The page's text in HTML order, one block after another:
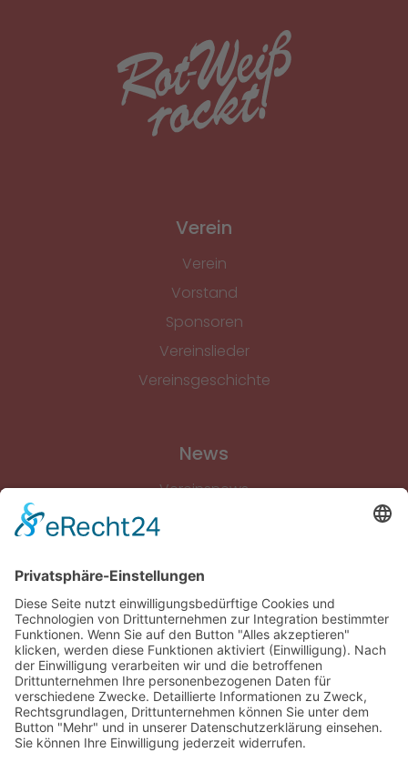
Verein
Verein
Vorstand
Sponsoren
Vereinslieder
Vereinsgeschichte
News
Vereinsnews
Gymnastik & Aerobic
Tischtennis
Footvolley
Sonstiges
Download-Bereich